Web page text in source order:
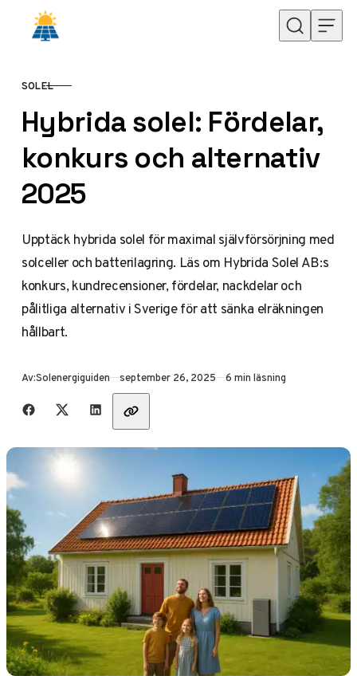
Hoppa till innehåll
KATEGORI
SOLEL
Hybrida solel: Fördelar,
konkurs och alternativ
2025
Upptäck hybrida solel för maximal självförsörjning med
solceller och batterilagring. Läs om Hybrida Solel AB:s
konkurs, kundrecensioner, fördelar, nackdelar och
pålitliga alternativ i Sverige för att sänka elräkningen
hållbart.
Av:Solenergiguiden Publicerad
september 26, 2025 6 min läsning
Dela med vänner